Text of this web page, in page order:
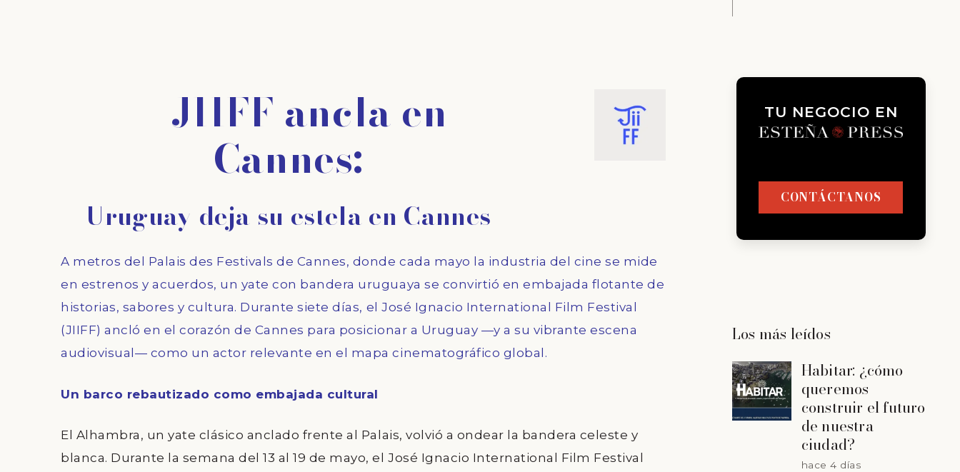
JIIFF ancla en
Cannes:
Uruguay deja su estela en Cannes
A metros del Palais des Festivals de Cannes, donde cada mayo la industria del cine se mide
en estrenos y acuerdos, un yate con bandera uruguaya se convirtió en embajada flotante de
historias, sabores y cultura. Durante siete días, el José Ignacio International Film Festival
(JIIFF) ancló en el corazón de Cannes para posicionar a Uruguay —y a su vibrante escena
audiovisual— como un actor relevante en el mapa cinematográfico global.
Un barco rebautizado como embajada cultural
El Alhambra, un yate clásico anclado frente al Palais, volvió a ondear la bandera celeste y
blanca. Durante la semana del 13 al 19 de mayo, el José Ignacio International Film Festival
TU NEGOCIO EN
CONTÁCTANOS
Los más leídos
Habitar: ¿cómo
queremos
construir el futuro
de nuestra
ciudad?
hace 4 días